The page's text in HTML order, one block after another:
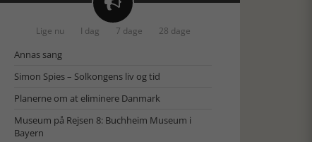
Lige nu I dag 7 dage 28 dage
Annas sang
Simon Spies – Solkongens liv og tid
Planerne om at eliminere Danmark
Museum på Rejsen 8: Buchheim Museum i
Bayern